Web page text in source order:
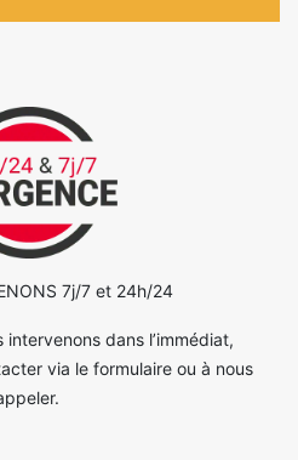
7j/7 et 24h/24
intervenons dans l’immédiat,
via le formulaire ou à nous